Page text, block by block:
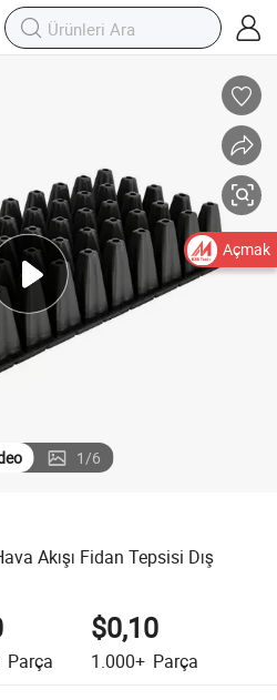
1/6
Akışı Fidan Tepsisi Dış
Parça
$0,10
1.000+ Parça
Açmak